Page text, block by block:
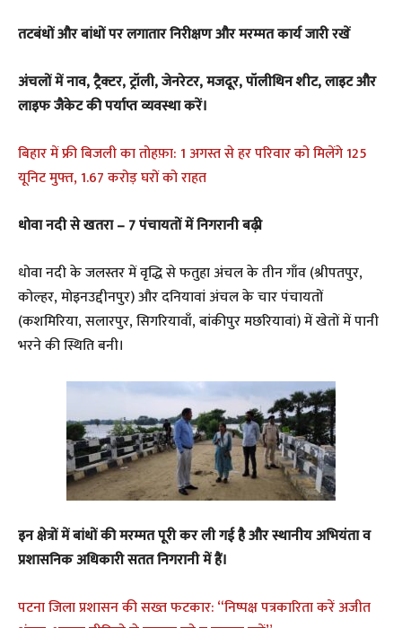
तटबंधों और बांधों पर लगातार निरीक्षण और मरम्मत कार्य जारी रखें
अंचलों में नाव, ट्रैक्टर, ट्रॉली, जेनरेटर, मजदूर, पॉलीथिन शीट, लाइट और
लाइफ जैकेट की पर्याप्त व्यवस्था करें।
बिहार में फ्री बिजली का तोहफ़ा: 1 अगस्त से हर परिवार को मिलेंगे 125
यूनिट मुफ्त, 1.67 करोड़ घरों को राहत
धोवा नदी से खतरा – 7 पंचायतों में निगरानी बढ़ी
धोवा नदी के जलस्तर में वृद्धि से फतुहा अंचल के तीन गाँव (श्रीपतपुर,
कोल्हर, मोइनउद्दीनपुर) और दनियावां अंचल के चार पंचायतों
(कशमिरिया, सलारपुर, सिगरियावाँ, बांकीपुर मछरियावां) में खेतों में पानी
भरने की स्थिति बनी।
इन क्षेत्रों में बांधों की मरम्मत पूरी कर ली गई है और स्थानीय अभियंता व
प्रशासनिक अधिकारी सतत निगरानी में हैं।
पटना जिला प्रशासन की सख्त फटकार: “निष्पक्ष पत्रकारिता करें अजीत